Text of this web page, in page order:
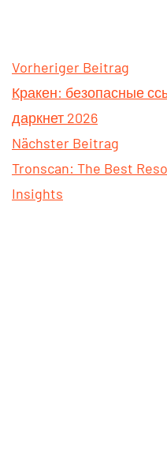
Vorheriger Beitrag
Кракен: безопасные
даркнет 2026
Nächster Beitrag
Tronscan: The Best
Insights